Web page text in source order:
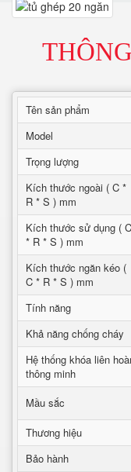
Tên sản phẩm
Model
Trọng lượng
Kích thước ngoài ( C *
R * S ) mm
Kích thước sử dụng ( C
* R * S ) mm
Kích thước ngăn kéo (
C * R * S ) mm
Tính năng
Khả năng chống cháy
Hệ thống khóa liên
thông minh
Mầu sắc
Thương hiệu
Bảo hành